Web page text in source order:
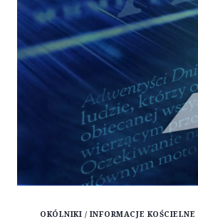
OKÓLNIKI / INFORMACJE KOŚCIELNE